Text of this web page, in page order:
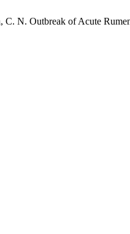
C. N. Outbreak of Acute